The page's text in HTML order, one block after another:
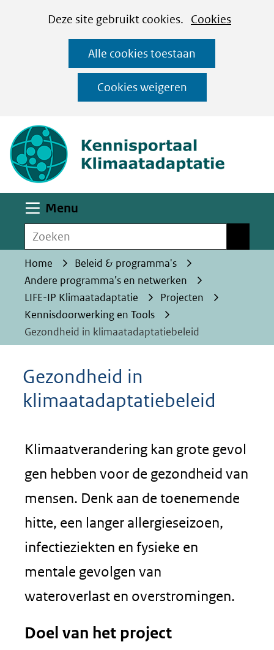
CookiesDeze site gebruikt cookies. Cookies
op
deze
website
worden
toegestaan
geweigerd.
Alle cookies toestaan
Cookies weigeren
Ga
naar
de
inhoud
Menu
Zoeken
Home
Beleid & programma's
Andere programma’s en netwerken
LIFE-IP Klimaatadaptatie
Projecten
Kennisdoorwerking en Tools
Gezondheid in klimaatadaptatiebeleid
Gezondheid in
klimaatadaptatiebeleid
Klimaatverandering kan grote gevol
gen hebben voor de gezondheid van
mensen. Denk aan de toenemende
hitte, een langer allergieseizoen,
infectieziekten en fysieke en
mentale gevolgen van
wateroverlast en overstromingen.
Doel van het project